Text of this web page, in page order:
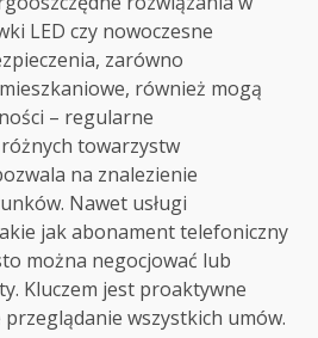
LED czy nowoczesne
zarówno
również mogą
– regularne
towarzystw
na znalezienie
Nawet usługi
jak abonament telefoniczny
można negocjować lub
Kluczem jest proaktywne
wszystkich umów.